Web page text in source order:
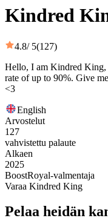
Kindred
4.8/ 5(127)
Hello, I am Kindred King,
rate of up to 90%. Give
<3
English
Arvostelut
127
vahvistettu palaute
Alkaen
2025
BoostRoyal-valmentaja
Varaa Kindred King
Pelaa heidän